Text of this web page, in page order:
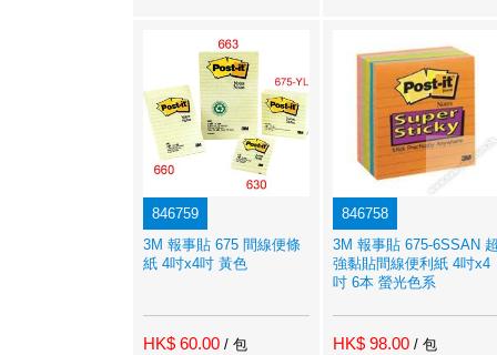
846759
3M 報事貼 675 間線便條
紙 4吋x4吋 黃色
HK$ 60.00 / 包
846758
3M 報事貼 675-6SSAN
強黏貼間線便利紙 4吋x4
吋 6本 螢光色系
HK$ 98.00 / 包